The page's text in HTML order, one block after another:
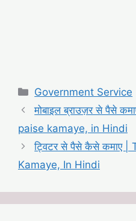
Categories
Government Service
मोबाइल ब्राउज़र से पैसे
paise kamaye, in Hindi
ट्विटर से पैसे कैसे कमाए
Kamaye, In Hindi